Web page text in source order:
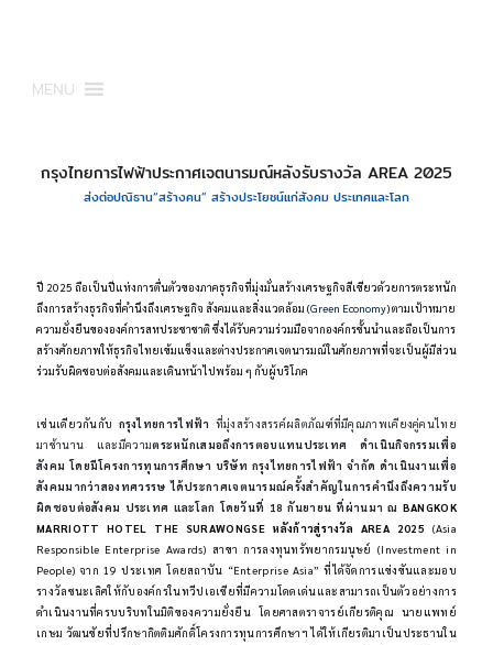
MENU
กรุงไทยการไฟฟ้าประกาศเจตนารมณ์หลังรับรางวัล AREA 2025
ส่งต่อปณิธาน“สร้างคน” สร้างประโยชน์แก่สังคม ประเทศและโลก
ปี 2025 ถือเป็นปีแห่งการตื่นตัวของภาคธุรกิจที่มุ่งมั่นสร้างเศรษฐกิจสีเขียวด้วยการตระหนัก
ถึงการสร้างธุรกิจที่คำนึงถึงเศรษฐกิจ สังคมและสิ่งแวดล้อม (Green Economy) ตามเป้าหมาย
ความยั่งยืนขององค์การสหประชาชาติ ซึ่งได้รับความร่วมมือจากองค์กรชั้นนำและถือเป็นการ
สร้างศักยภาพให้ธุรกิจไทยเข้มแข็งและต่างประกาศเจตนารมณ์ในศักยภาพที่จะเป็นผู้มีส่วน
ร่วมรับผิดชอบต่อสังคมและเดินหน้าไปพร้อม ๆ กับผู้บริโภค
เช่นเดียวกันกับ กรุงไทยการไฟฟ้า ที่มุ่งสร้างสรรค์ผลิตภัณฑ์ที่มีคุณภาพเคียงคู่คนไทย
มาช้านาน และมีความตระหนักเสมอถึงการตอบแทนประเทศ ดำเนินกิจกรรมเพื่อ
สังคม โดยมีโครงการทุนการศึกษา บริษัท กรุงไทยการไฟฟ้า จำกัด ดำเนินงานเพื่อ
สังคมมากว่าสองทศวรรษ ได้ประกาศเจตนารมณ์ครั้งสำคัญในการคำนึงถึงความรับ
ผิดชอบต่อสังคม ประเทศ และโลก โดยวันที่ 18 กันยายน ที่ผ่านมา ณ BANGKOK
MARRIOTT HOTEL THE SURAWONGSE หลังก้าวสู่รางวัล AREA 2025 (Asia
Responsible Enterprise Awards) สาขา การลงทุนทรัพยากรมนุษย์ (Investment in
People) จาก 19 ประเทศ โดยสถาบัน “Enterprise Asia” ที่ได้จัดการแข่งขันและมอบ
รางวัลชนะเลิศให้กับองค์กรในทวีปเอเชียที่มีความโดดเด่นและสามารถเป็นตัวอย่างการ
ดำเนินงานที่ครบบริบทในมิติของความยั่งยืน โดยศาสตราจารย์เกียรติคุณ นายแพทย์
เกษม วัฒนชัยที่ปรึกษากิตติมศักดิ์โครงการทุนการศึกษาฯ ได้ให้เกียรติมาเป็นประธานใน